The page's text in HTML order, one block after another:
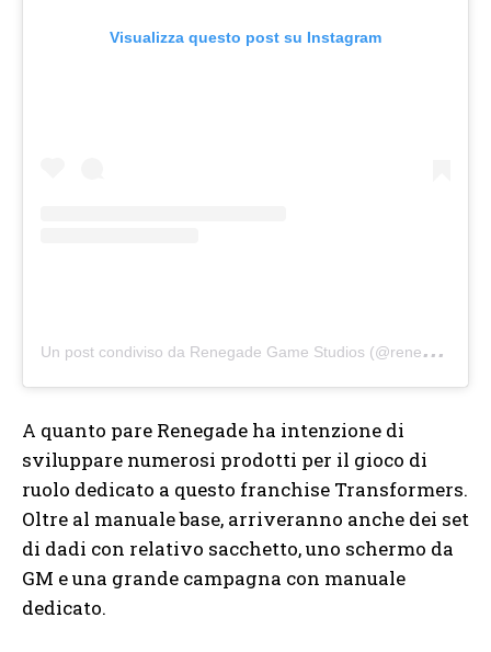
Visualizza questo post su Instagram
U
n post condiviso da Renegade Game Studios (@renegade_game_studios)
A quanto pare Renegade ha intenzione di
sviluppare numerosi prodotti per il gioco di
ruolo dedicato a questo franchise Transformers.
Oltre al manuale base, arriveranno anche dei set
di dadi con relativo sacchetto, uno schermo da
GM e una grande campagna con manuale
dedicato.